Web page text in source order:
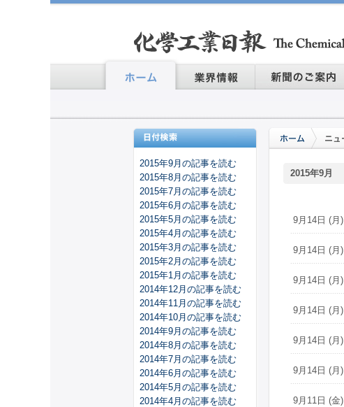
2015年9月の記事を読む
2015年8月の記事を読む
2015年7月の記事を読む
2015年6月の記事を読む
2015年5月の記事を読む
2015年4月の記事を読む
2015年3月の記事を読む
2015年2月の記事を読む
2015年1月の記事を読む
2014年12月の記事を読む
2014年11月の記事を読む
2014年10月の記事を読む
2014年9月の記事を読む
2014年8月の記事を読む
2014年7月の記事を読む
2014年6月の記事を読む
2014年5月の記事を読む
2014年4月の記事を読む
2015年9月
9月14日 (月)
9月14日 (月)
9月14日 (月)
9月14日 (月)
9月14日 (月)
9月14日 (月)
9月11日 (金)